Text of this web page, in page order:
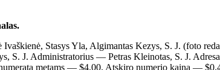
Stasys Yla, Algimantas Kezys, S. J. (foto
S. J. Administratorius — Petras Kleinotas, S. J.
metams — $4.00. Atskiro numerio kaina —